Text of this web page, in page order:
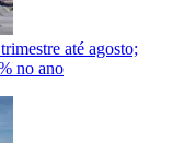
até agosto;
no ano